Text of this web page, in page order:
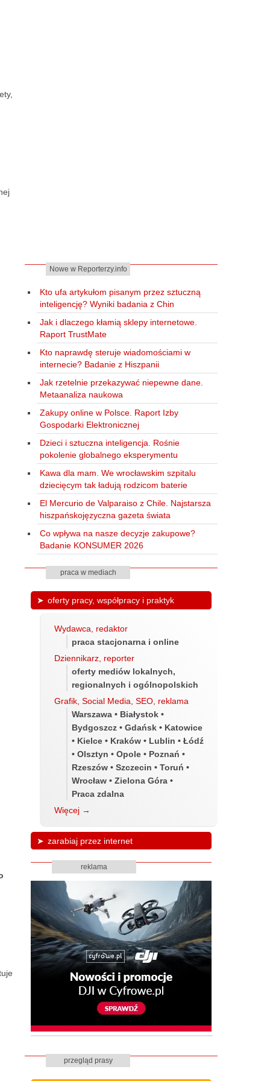
Nowe w Reporterzy.info
Kto ufa artykułom pisanym przez sztuczną
inteligencję? Wyniki badania z Chin
Jak i dlaczego kłamią sklepy internetowe.
Raport TrustMate
Kto naprawdę steruje wiadomościami w
internecie? Badanie z Hiszpanii
Jak rzetelnie przekazywać niepewne dane.
Metaanaliza naukowa
Zakupy online w Polsce. Raport Izby
Gospodarki Elektronicznej
Dzieci i sztuczna inteligencja. Rośnie
pokolenie globalnego eksperymentu
Kawa dla mam. We wrocławskim szpitalu
dziecięcym tak ładują rodzicom baterie
El Mercurio de Valparaiso z Chile. Najstarsza
hiszpańskojęzyczna gazeta świata
Co wpływa na nasze decyzje zakupowe?
Badanie KONSUMER 2026
praca w mediach
oferty pracy, współpracy i praktyk
Wydawca, redaktor
praca stacjonarna i online
Dziennikarz, reporter
oferty mediów lokalnych,
regionalnych i ogólnopolskich
Grafik, Social Media, SEO, reklama
Warszawa • Białystok •
Bydgoszcz • Gdańsk • Katowice
• Kielce • Kraków • Lublin • Łódź
• Olsztyn • Opole • Poznań •
Rzeszów • Szczecin • Toruń •
Wrocław • Zielona Góra •
Praca zdalna
Więcej →
zarabiaj przez internet
reklama
przegląd prasy